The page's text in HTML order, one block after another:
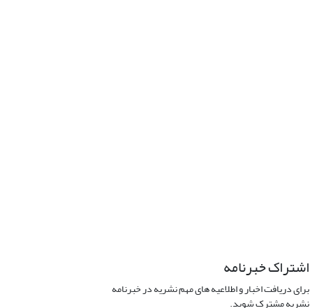
اشتراک خبرنامه
برای دریافت اخبار و اطلاعیه های مهم نشریه در خبرنامه
نشریه مشترک شوید.